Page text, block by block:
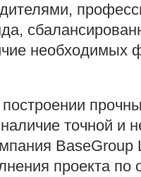
необходимых
точной и
BaseGroup
проекта по